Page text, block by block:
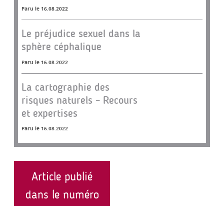
Paru le 16.08.2022
Le préjudice sexuel dans la
sphère céphalique
Paru le 16.08.2022
La cartographie des
risques naturels – Recours
et expertises
Paru le 16.08.2022
Article publié
dans le numéro